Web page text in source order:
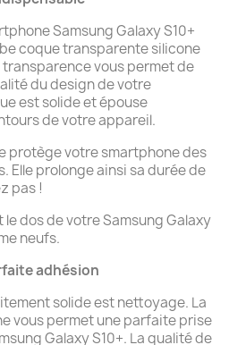
Samsung Galaxy S10+
coque transparente silicone
vous permet de
du design de votre
est solide et épouse
de votre appareil.
protège votre smartphone des
Elle prolonge ainsi sa durée de
pas !
dos de votre Samsung Galaxy
neufs.
adhésion
solide est nettoyage. La
vous permet une parfaite prise
Galaxy S10+. La qualité de